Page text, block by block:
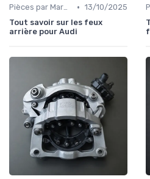
Pièces par Marque de Voiture • 13/10/2025
Tout savoir sur les feux
arrière pour Audi